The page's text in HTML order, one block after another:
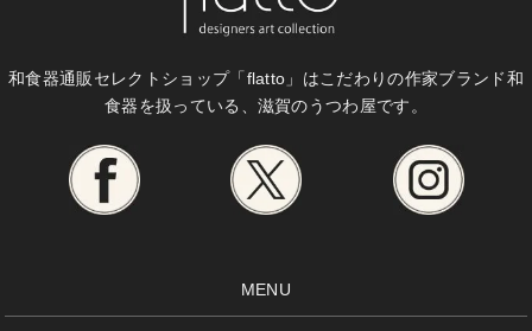
和食器通販セレクトショップ「flatto」はこだわりの作家ブランド和
食器を扱っている、滋賀のうつわ屋です。
MENU